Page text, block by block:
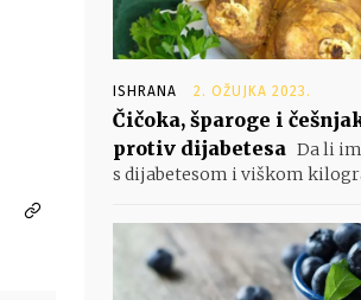
ISHRANA 2. OŽUJKA 2023.
Čičoka, šparoge i
protiv dijabetesa Da li
s dijabetesom i viškom